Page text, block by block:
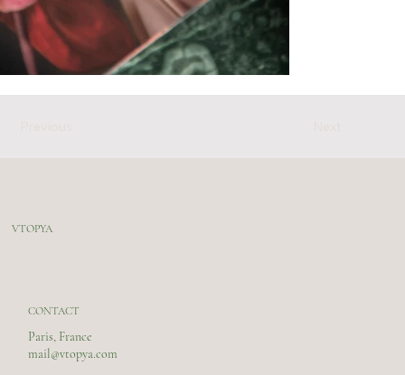
VTOPYA
CONTACT
Paris, France
mail@vtopya.com